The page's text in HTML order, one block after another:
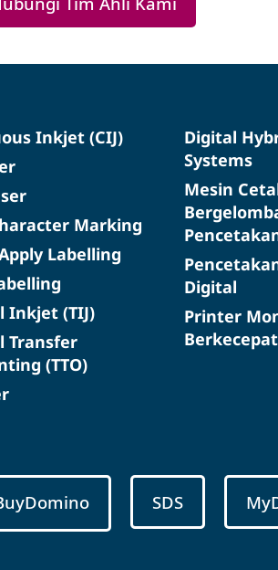
Inkjet (CIJ)
Marking
Labelling
Inkjet (TIJ)
Transfer
(TTO)
Digital
Systems
Mesin
Digital
Printer
SDS